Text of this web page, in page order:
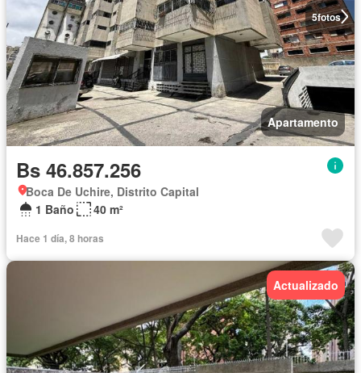
5fotos
Apartamento
Bs 46.857.256
Boca De Uchire, Distrito Capital
1 Baño
40 m²
Hace 1 día, 8 horas
Actualizado